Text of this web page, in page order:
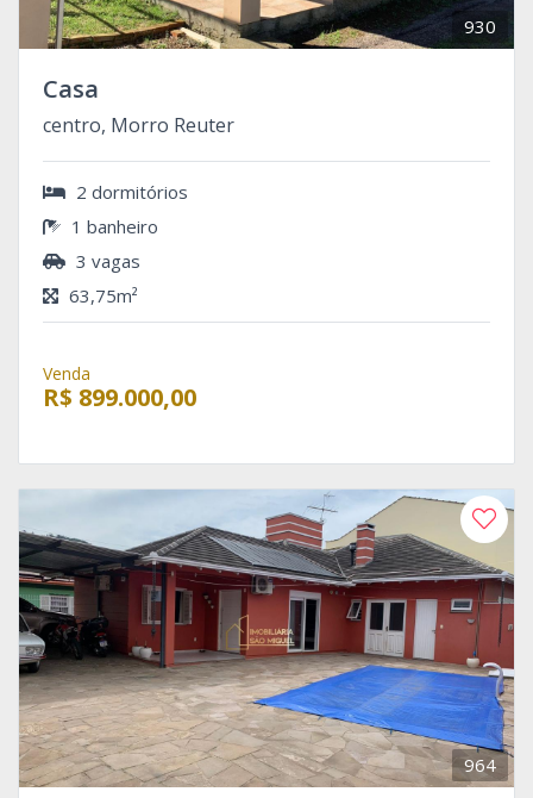
930
Casa
centro, Morro Reuter
2 dormitórios
1 banheiro
3 vagas
63,75m²
Venda
R$ 899.000,00
964